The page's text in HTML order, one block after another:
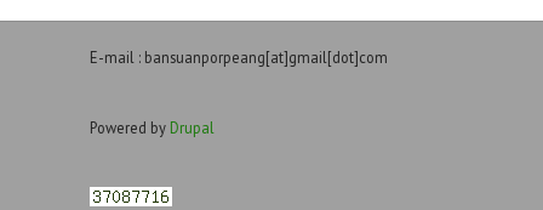
E-mail : bansuanporpeang[at]gmail[dot]com
Powered by Drupal